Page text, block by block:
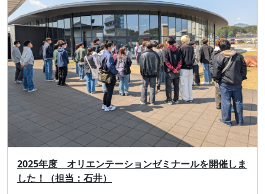
2025年度 オリエンテーションゼミナールを開催しま
した！（担当：石井）